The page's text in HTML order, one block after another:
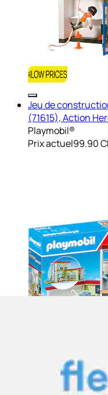
Jeu de
(71615), Action
Playmobil®
Prix actuel99.90